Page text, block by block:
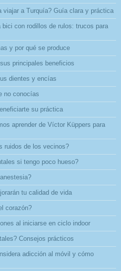
viajar a Turquía? Guía clara y práctica
con rodillos de rulos: trucos para
y por qué se produce
principales beneficios
dientes y encías
no conocías
su práctica
aprender de Víctor Küppers para
ruidos de los vecinos?
si tengo poco hueso?
tu calidad de vida
corazón?
al iniciarse en ciclo indoor
Consejos prácticos
adicción al móvil y cómo